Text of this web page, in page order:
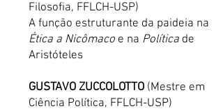
Filosofia, FFLCH-USP)
A função estruturante da paideia na
Ética a Nicômaco e na Política de
Aristóteles
GUSTAVO ZUCCOLOTTO (Mestre em
Ciência Política, FFLCH-USP)